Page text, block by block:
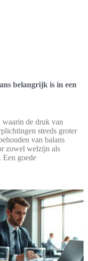
belangrijk is in een
waarin de druk van
steeds groter
van balans
zowel welzijn als
goede